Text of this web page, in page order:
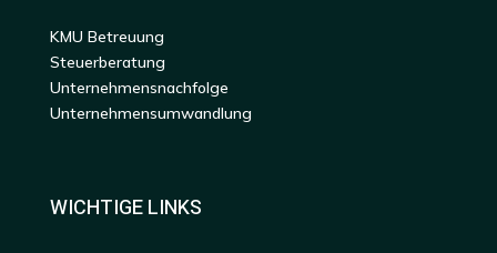
KMU Betreuung
Steuerberatung
Unternehmensnachfolge
Unternehmensumwandlung
WICHTIGE LINKS